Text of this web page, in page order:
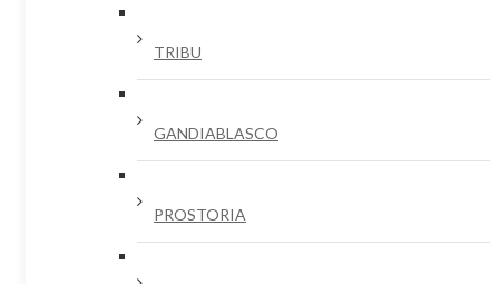
TRIBU
GANDIABLASCO
PROSTORIA